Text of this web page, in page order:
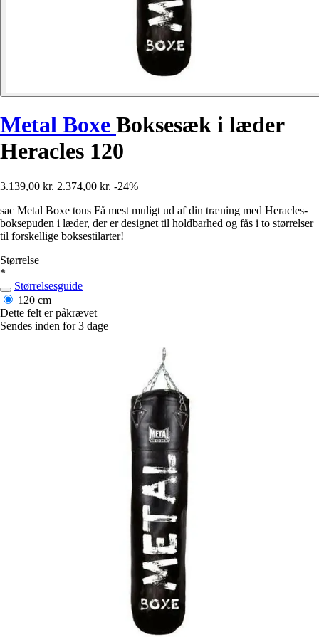
Metal Boxe Boksesæk i læder
Heracles 120
3.139,00 kr. 2.374,00 kr. -24%
sac Metal Boxe tous Få mest muligt ud af din træning med Heracles-
boksepuden i læder, der er designet til holdbarhed og fås i to størrelser
til forskellige boksestilarter!
Størrelse
*
Størrelsesguide
120 cm
Dette felt er påkrævet
Sendes inden for 3 dage